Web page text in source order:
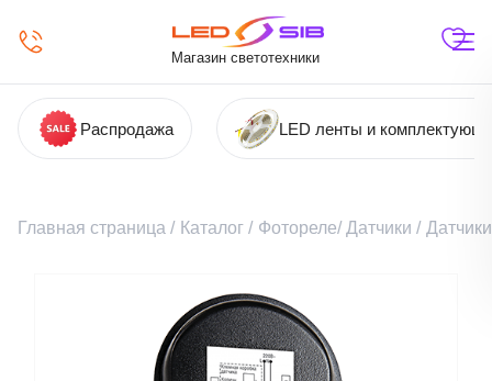
Магазин светотехники
Распродажа LED ленты и
Главная страница / Каталог / Фотореле/ Датчики /